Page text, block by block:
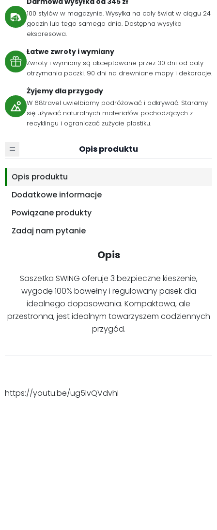
100 stylów w magazynie. Wysyłka na cały świat w ciągu 24
godzin lub tego samego dnia. Dostępna wysyłka
ekspresowa.
Łatwe zwroty i wymiany
Zwroty i wymiany są akceptowane przez 30 dni od daty
otrzymania paczki. 90 dni na drewniane mapy i dekoracje.
Żyjemy dla przygody
W 68travel uwielbiamy podróżować i odkrywać. Staramy
się używać naturalnych materiałów pochodzących z
recyklingu i ograniczać zużycie plastiku.
Opis produktu
Opis produktu
Dodatkowe informacje
Powiązane produkty
Zadaj nam pytanie
Opis
Saszetka SWING oferuje 3 bezpieczne kieszenie,
wygodę 100% bawełny i regulowany pasek dla
idealnego dopasowania. Kompaktowa, ale
przestronna, jest idealnym towarzyszem codziennych
przygód.
https://youtu.be/ug5lvQVdvhI